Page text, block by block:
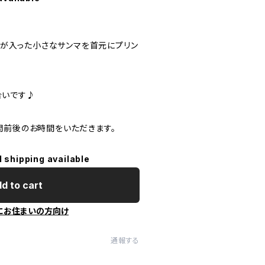
った小さなサンマを首元にプリン
です♪
後のお時間をいただきます。
shipping available
to cart
お住まいの方向け
通報する